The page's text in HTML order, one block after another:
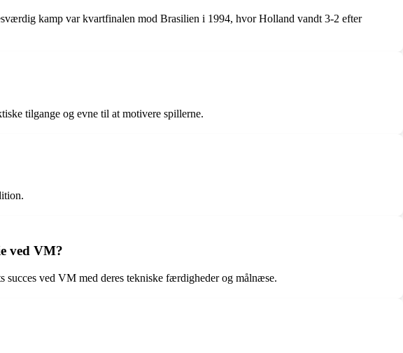
kamp var kvartfinalen mod Brasilien i 1994, hvor Holland vandt 3-2 efter
tilgange og evne til at motivere spillerne.
ved VM?
ved VM med deres tekniske færdigheder og målnæse.